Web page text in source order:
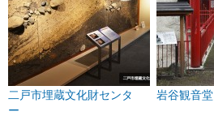
二戸市埋蔵文化財センタ
ー
岩谷観音堂